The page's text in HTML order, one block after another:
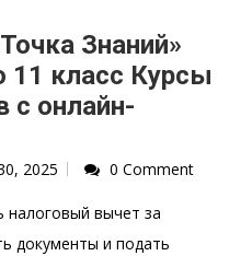
Знаний»
11 класс Курсы
с онлайн-
2025 0 Comment
налоговый вычет за
документы и подать